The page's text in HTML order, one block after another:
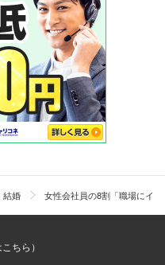
結婚 女性会社員の8割「職場にイ
ちら）